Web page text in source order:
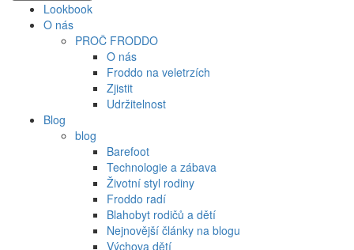
Lookbook
O nás
PROČ FRODDO
O nás
Froddo na veletrzích
Zjistit
Udržitelnost
Blog
blog
Barefoot
Technologie a zábava
Životní styl rodiny
Froddo radí
Blahobyt rodičů a dětí
Nejnovější články na blogu
Výchova dětí